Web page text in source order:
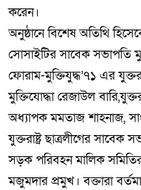
করেন।
অনুষ্ঠানে বিশেষ অতিথি
সোসাইটির সাবেক সভাপতি
ফোরাম-মুক্তিযুদ্ধ’৭১ এর
মুক্তিযোদ্ধা রেজাউল
অধ্যাপক মমতাজ শাহনাজ,
যুক্তরাষ্ট্র ছাত্রলীগের
সড়ক পরিবহন মালিক
মজুমদার প্রমুখ। বক্তারা